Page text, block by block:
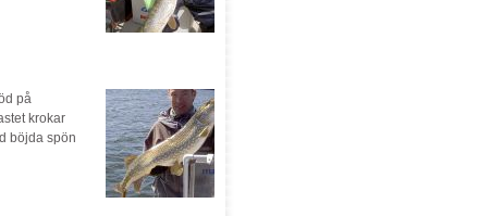
på
krokar
böjda spön